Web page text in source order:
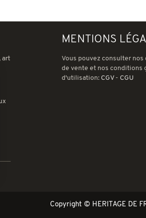
art
MENTIONS
Vous pouvez consulter
de vente et nos conditions
d'utilisation: CGV- CGU
Copyright © HERITAGE DE
de confidentialité, en garantissant la